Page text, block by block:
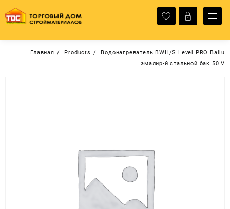
содержимому
Главная Products
Водонагреватель BWH/S Level PRO Ballu
эмалир-й стальной бак 50 V